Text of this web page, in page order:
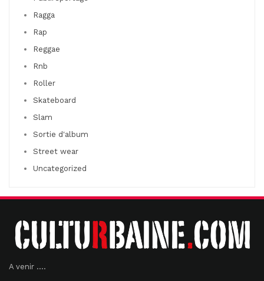
Ragga
Rap
Reggae
Rnb
Roller
Skateboard
Slam
Sortie d'album
Street wear
Uncategorized
A venir ....